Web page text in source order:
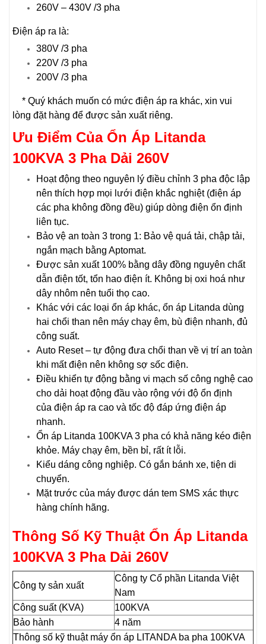
260V – 430V /3 pha
Điện áp ra là:
380V /3 pha
220V /3 pha
200V /3 pha
* Quý khách muốn có mức điện áp ra khác, xin vui
lòng đặt hàng để được sản xuất riêng.
Ưu Điểm Của Ổn Áp Litanda
100KVA 3 PhaDải 260V
Hoạt động theo nguyên lý điều chỉnh 3 pha độc lập
nên thích hợp mọi lưới điện khắc nghiệt (điện áp
các pha không đồng đều) giúp dòng điện ổn định
liên tục.
Bảo vệ an toàn 3 trong 1: Bảo vệ quá tải, chập tải,
ngắn mạch bằng Aptomat.
Được sản xuất 100% bằng dây đồng nguyên chất
dẫn điện tốt, tổn hao điện ít. Không bị oxi hoá như
dây nhôm nên tuổi thọ cao.
Khác với các loại ổn áp khác, ổn áp Litanda dùng
hai chổi than nên máy chạy êm, bù điện nhanh, đủ
công suất.
Auto Reset – tự động đưa chổi than về vị trí an toàn
khi mất điện nên không sợ sốc điện.
Điều khiển tự động bằng vi mạch số công nghệ cao
cho dải hoạt động đầu vào rộng với độ ổn định
của điện áp ra cao và tốc độ đáp ứng điện áp
nhanh.
Ổn áp Litanda 100KVA 3 pha có khả năng kéo điện
khỏe. Máy chạy êm, bền bỉ, rất ít lỗi.
Kiểu dáng công nghiệp. Có gắn bánh xe, tiện di
chuyển.
Mặt trước của máy được dán tem SMS xác thực
hàng chính hãng.
Thông Số Kỹ Thuật Ổn Áp Litanda
100KVA 3 Pha Dải 260V
Công ty sản xuất
Công ty Cổ phần Litanda Việt
Nam
Công suất (KVA)
100KVA
Bảo hành
4 năm
Thông số kỹ thuật máy ổn áp LITANDA ba pha 100KVA